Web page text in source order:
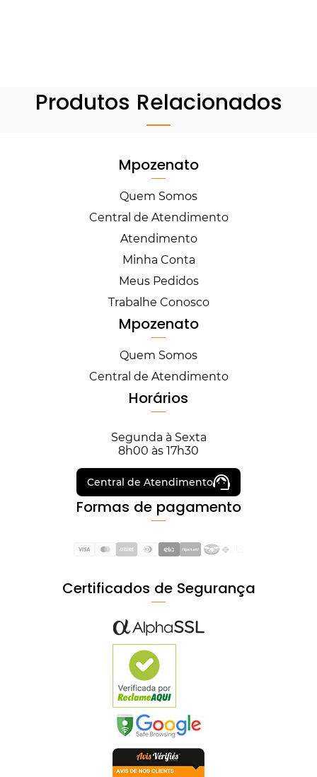
Produtos Relacionados
Mpozenato
Quem Somos
Central de Atendimento
Atendimento
Minha Conta
Meus Pedidos
Trabalhe Conosco
Mpozenato
Quem Somos
Central de Atendimento
Horários
Segunda à Sexta
8h00 às 17h30
Central de Atendimento
Formas de pagamento
Certificados de Segurança